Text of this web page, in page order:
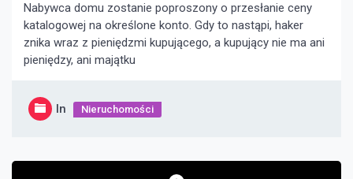
Nabywca domu zostanie poproszony o przesłanie ceny
katalogowej na określone konto. Gdy to nastąpi, haker
znika wraz z pieniędzmi kupującego, a kupujący nie ma ani
pieniędzy, ani majątku
In Nieruchomości
Nawigacja